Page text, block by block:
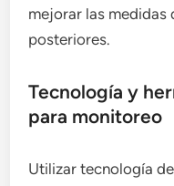
mejorar las medidas
posteriores.
Tecnología y
para monitoreo
Utilizar tecnología